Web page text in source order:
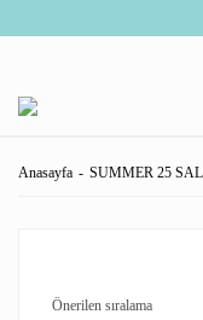
Anasayfa SUMMER 25